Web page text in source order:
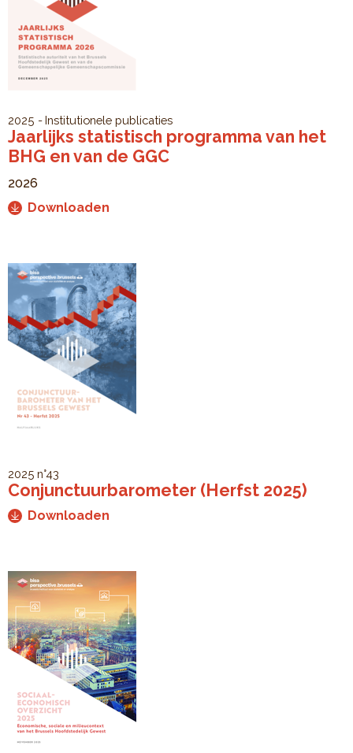
2025 Institutionele publicaties
Jaarlijks statistisch programma van het
BHG en van de GGC
2026
Downloaden
2025 n°43
Conjunctuurbarometer (Herfst 2025)
Downloaden